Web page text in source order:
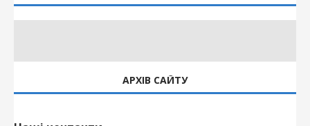
АРХІВ САЙТУ